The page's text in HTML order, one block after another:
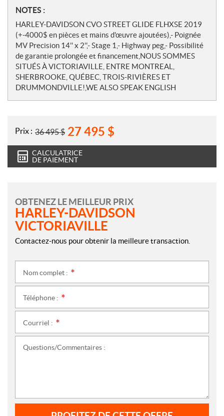
N
o
t
e
s
NOTES :
HARLEY-DAVIDSON CVO STREET GLIDE FLHXSE 2019
(+-4000$ en pièces et mains d'œuvre ajoutées),- Poignée
MV Precision 14'' x 2'',- Stage 1,- Highway peg,- Possibilité
de garantie prolongée et financement,NOUS SOMMES
SITUÉS À VICTORIAVILLE, ENTRE MONTREAL,
SHERBROOKE, QUÉBEC, TROIS-RIVIÈRES ET
DRUMMONDVILLE!,WE ALSO SPEAK ENGLISH
Prix : 36 495$ 27 495 $
CALCULATRICE
DE PAIEMENT
OBTENEZ LE MEILLEUR PRIX
HARLEY-DAVIDSON
VICTORIAVILLE
Contactez-nous pour obtenir la meilleure transaction.
Nom complet :
Téléphone :
Courriel :
Questions/Commentaires :